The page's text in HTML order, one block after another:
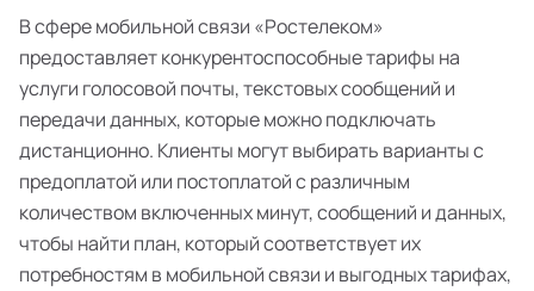
В сфере мобильной связи «Ростелеком»
предоставляет конкурентоспособные тарифы на
услуги голосовой почты, текстовых сообщений и
передачи данных, которые можно подключать
дистанционно. Клиенты могут выбирать варианты с
предоплатой или постоплатой с различным
количеством включенных минут, сообщений и данных,
чтобы найти план, который соответствует их
потребностям в мобильной связи и выгодных тарифах,